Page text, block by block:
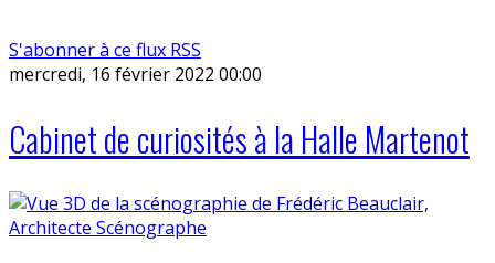
S'abonner à ce flux RSS
mercredi, 16 février 2022 00:00
Cabinet de curiosités à la Halle Martenot